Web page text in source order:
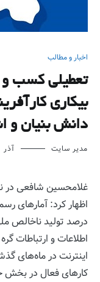
اخبار و مطالب
تعطیلی کسب و
بیکاری
دانش بنیان و
مدیر سایت آذر 1, 1401
غلامحسین شافعی در
درصد تولید ناخالص
اطلاعات و ارتباطات
اینترنت در ماه‌های
کارهای فعال در